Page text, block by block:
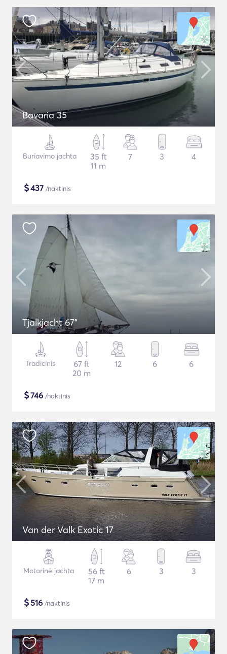
Bavaria 35
Buriavimo jachta
35 ft
11 m
7 3 4
$437 /naktinis
Tjalkjacht 67"
Tradicinis
67 ft
20 m
12 6 6
$746 /naktinis
Van der Valk Exotic 17
Motorinė jachta
56 ft
17 m
6 3 3
$516 /naktinis